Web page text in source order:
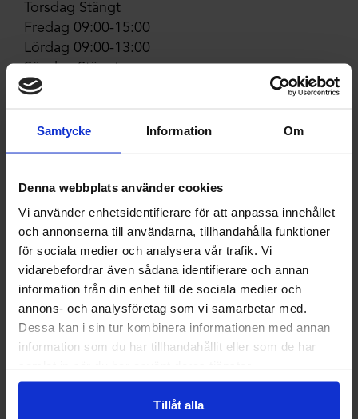
Samtycke Information Om
Denna webbplats använder cookies
Vi använder enhetsidentifierare för att anpassa innehållet
och annonserna till användarna, tillhandahålla funktioner
för sociala medier och analysera vår trafik. Vi
vidarebefordrar även sådana identifierare och annan
information från din enhet till de sociala medier och
annons- och analysföretag som vi samarbetar med.
Dessa kan i sin tur kombinera informationen med annan
information som du har tillhandahållit eller som de har
Tillåt alla
Torsdag Stängt
Fredag 09:00-15:00
Lördag 09:00-13:00
Söndag Stängt
Välkomna in!
hitta hit
Stationen i Dikanäs
Albins Väg 4
923 94 Dikanäs